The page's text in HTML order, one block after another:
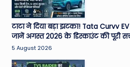
o
rl
d
टाटा ने दिया बड़ा झटका! Tata Curvv
जानें अगस्त 2026 के डिस्काउंट की पूरी
5 August 2026